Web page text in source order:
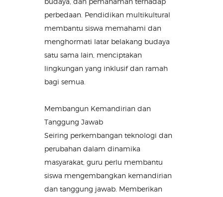
perbedaan. Pendidikan multikultural
membantu siswa memahami dan
menghormati latar belakang budaya
satu sama lain, menciptakan
lingkungan yang inklusif dan ramah
bagi semua.
Membangun Kemandirian dan
Tanggung Jawab
Seiring perkembangan teknologi dan
perubahan dalam dinamika
masyarakat, guru perlu membantu
siswa mengembangkan kemandirian
dan tanggung jawab. Memberikan